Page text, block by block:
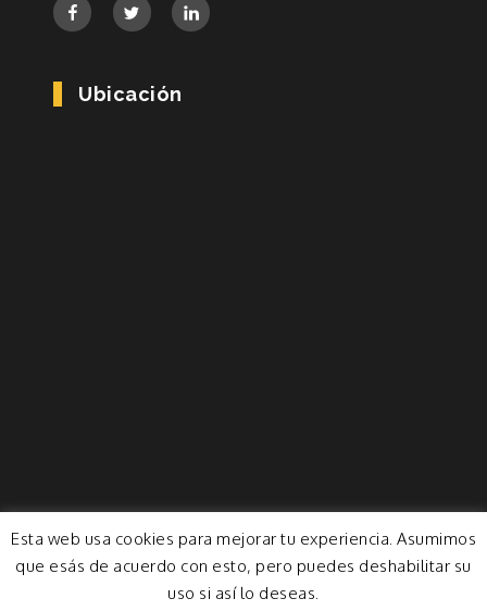
Ubicación
Esta web usa cookies para mejorar tu experiencia. Asumimos
que esás de acuerdo con esto, pero puedes deshabilitar su
uso si así lo deseas.